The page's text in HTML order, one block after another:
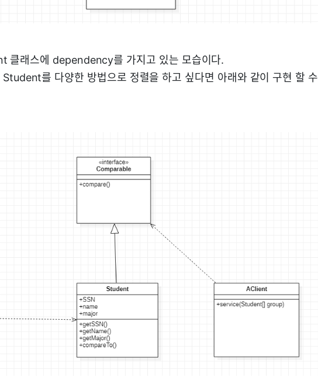
클래스에 dependency를 가지고 있는 모습이다.
를 다양한 방법으로 정렬을 하고 싶다면 아래와 같이 구현 할 수